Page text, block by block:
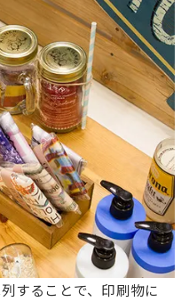
することで、印刷物に